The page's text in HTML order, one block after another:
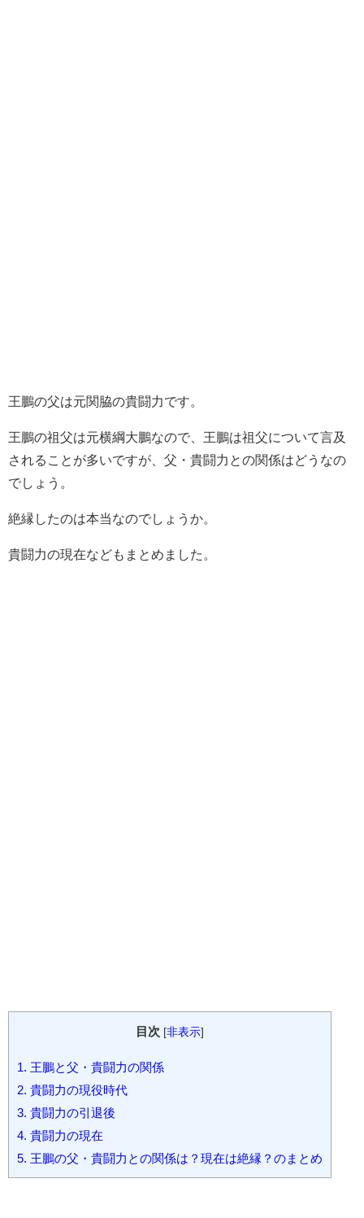
王鵬の父は元関脇の貴闘力です。
王鵬の祖父は元横綱大鵬なので、王鵬は祖父について言及
されることが多いですが、父・貴闘力との関係はどうなの
でしょう。
絶縁したのは本当なのでしょうか。
貴闘力の現在などもまとめました。
目次 [非表示]
1.
王鵬と父・貴闘力の関係
2. 貴闘力の現役時代
3. 貴闘力の引退後
4. 貴闘力の現在
5. 王鵬の父・貴闘力との関係は？現在は絶縁？のまとめ